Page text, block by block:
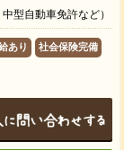
型自動車免許など）
あり 社会保険完備